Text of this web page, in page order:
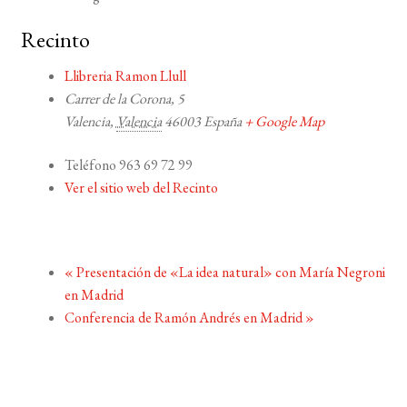
Recinto
Llibreria Ramon Llull
Carrer de la Corona, 5
Valencia,Valencia 46003 España + Google Map
Teléfono 963 69 72 99
Ver el sitio web del Recinto
«Presentación de «La idea natural» con María Negroni
en Madrid
Conferencia de Ramón Andrés en Madrid»